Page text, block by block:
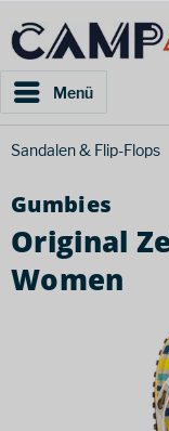
Menü
Sandalen & Flip-Flops
Gumbies
Original
Women